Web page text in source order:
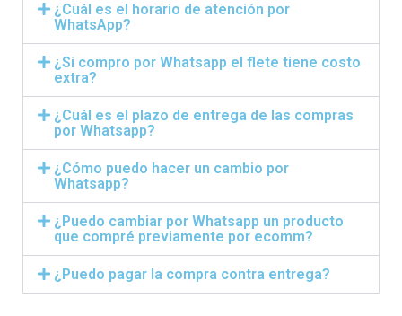
¿Cuál es el horario de atención por
WhatsApp?
¿Si compro por Whatsapp el flete tiene costo
extra?
¿Cuál es el plazo de entrega de las compras
por Whatsapp?
¿Cómo puedo hacer un cambio por
Whatsapp?
¿Puedo cambiar por Whatsapp un producto
que compré previamente por ecomm?
¿Puedo pagar la compra contra entrega?